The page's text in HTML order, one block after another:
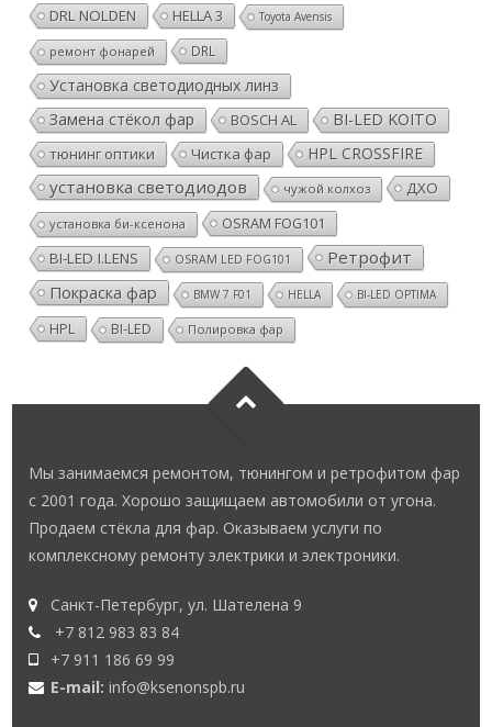
DRL NOLDEN HELLA 3 Toyota Avensis
ремонт фонарей DRL
Установка светодиодных линз
Замена стёкол фар
BOSCH AL BI-LED KOITO
тюнинг оптики Чистка фар HPL CROSSFIRE
установка светодиодов чужой колхоз ДХО
установка би-ксенона
OSRAM FOG101
BI-LED I.LENS
OSRAM LED FOG101
Ретрофит
Покраска фар
BMW 7 F01 HELLA BI-LED OPTIMA
HPL BI-LED Полировка фар
Мы занимаемся ремонтом, тюнингом и ретрофитом фар
с 2001 года. Хорошо защищаем автомобили от угона.
Продаем стёкла для фар. Оказываем услуги по
комплексному ремонту электрики и электроники.
Санкт-Петербург, ул. Шателена 9
+7 812 983 83 84
+7 911 186 69 99
E-mail:info@ksenonspb.ru